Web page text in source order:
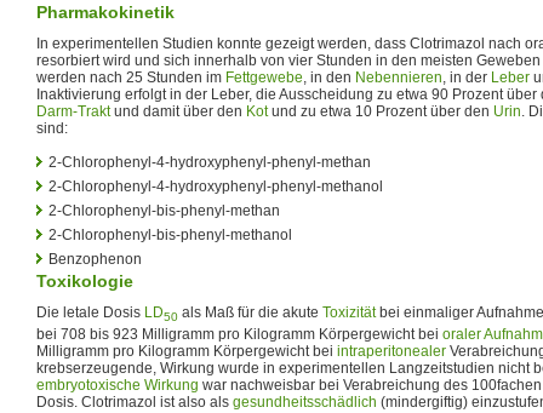
Pharmakokinetik
In experimentellen Studien konnte gezeigt werden, dass Clotrimazol nach
resorbiert wird und sich innerhalb von vier Stunden in den meisten
werden nach 25 Stunden im Fettgewebe, in den Nebennieren, in der Leber
Inaktivierung erfolgt in der Leber, die Ausscheidung zu etwa 90 Prozent
Darm-Traktund damit über den Kotund zu etwa 10 Prozent über den Urin.
sind:
2-Chlorophenyl-4-hydroxyphenyl-phenyl-methan
2-Chlorophenyl-4-hydroxyphenyl-phenyl-methanol
2-Chlorophenyl-bis-phenyl-methan
2-Chlorophenyl-bis-phenyl-methanol
Benzophenon
Toxikologie
Die letale Dosis LD50 als Maß für die akute Toxizitätbei einmaliger
bei 708 bis 923 Milligramm pro Kilogramm Körpergewicht bei oraler
Milligramm pro Kilogramm Körpergewicht bei intraperitonealer
krebserzeugende, Wirkung wurde in experimentellen Langzeitstudien nicht
embryotoxische Wirkung war nachweisbar bei Verabreichung des
Dosis. Clotrimazol ist also als gesundheitsschädlich (mindergiftig)